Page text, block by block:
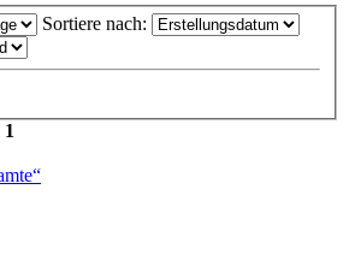
Sortiere nach:
1